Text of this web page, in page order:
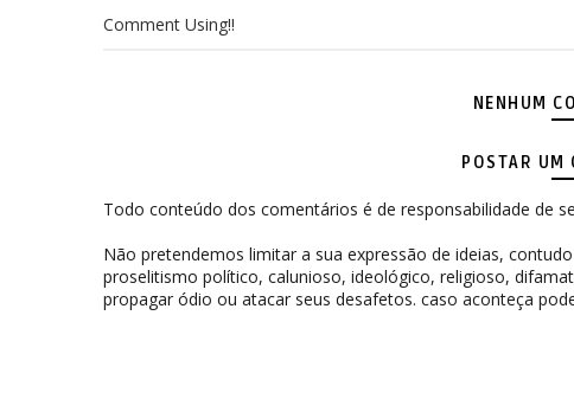
Comment Using!!
NENHUM
POSTAR UM
Todo conteúdo dos comentários é de responsabilidade de
Não pretendemos limitar a sua expressão de ideias,
proselitismo político, calunioso, ideológico, religioso,
propagar ódio ou atacar seus desafetos. caso aconteça